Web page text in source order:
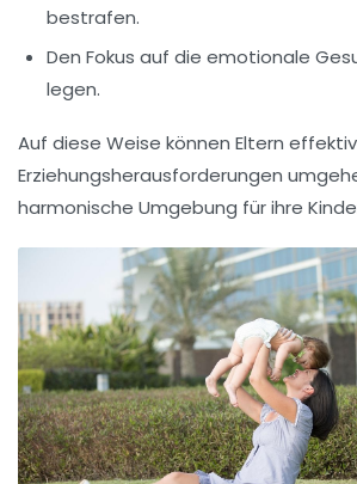
bestrafen.
Den Fokus auf die emotionale
legen.
Auf diese Weise können Eltern
Erziehungsherausforderungen
harmonische Umgebung für ihre